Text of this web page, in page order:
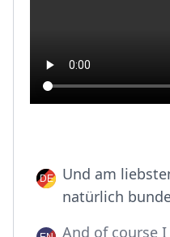
Und am
natürlich
And of course